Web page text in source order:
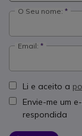
O Seu nome:
Email:
Li e aceito a
Envie-me um
respondida